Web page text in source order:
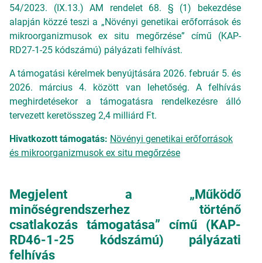
54/2023. (IX.13.) AM rendelet 68. § (1) bekezdése
alapján közzé teszi a „Növényi genetikai erőforrások és
mikroorganizmusok ex situ megőrzése” című (KAP-
RD27-1-25 kódszámú) pályázati felhívást.
A támogatási kérelmek benyújtására 2026. február 5. és
2026. március 4. között van lehetőség. A felhívás
meghirdetésekor a támogatásra rendelkezésre álló
tervezett keretösszeg 2,4 milliárd Ft.
Hivatkozott támogatás: Növényi genetikai erőforrások
és mikroorganizmusok ex situ megőrzése
Megjelent a „Működő
minőségrendszerhez történő
csatlakozás támogatása” című (KAP-
RD46-1-25 kódszámú) pályázati
felhívás